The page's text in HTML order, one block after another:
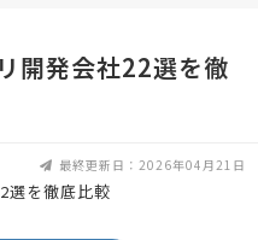
開発会社22選を徹
最終更新日：2026年04月21日